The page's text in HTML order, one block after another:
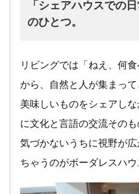
「シェアハウスでの
のひとつ。
リビングでは「ねえ、何
から、自然と人が集まって
美味しいものをシェアし
に文化と言語の交流そのも
気づかないうちに視野が
ちゃうのがボーダレスハウ